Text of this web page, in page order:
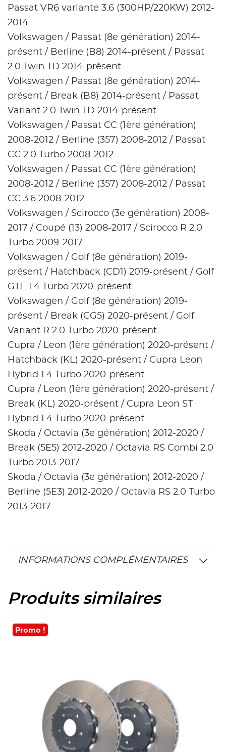
Passat VR6 variante 3.6 (300HP/220KW) 2012-
2014
Volkswagen / Passat (8e génération) 2014-
présent / Berline (B8) 2014-présent / Passat
2.0 Twin TD 2014-présent
Volkswagen / Passat (8e génération) 2014-
présent / Break (B8) 2014-présent / Passat
Variant 2.0 Twin TD 2014-présent
Volkswagen / Passat CC (1ère génération)
2008-2012 / Berline (357) 2008-2012 / Passat
CC 2.0 Turbo 2008-2012
Volkswagen / Passat CC (1ère génération)
2008-2012 / Berline (357) 2008-2012 / Passat
CC 3.6 2008-2012
Volkswagen / Scirocco (3e génération) 2008-
2017 / Coupé (13) 2008-2017 / Scirocco R 2.0
Turbo 2009-2017
Volkswagen / Golf (8e génération) 2019-
présent / Hatchback (CD1) 2019-présent / Golf
GTE 1.4 Turbo 2020-présent
Volkswagen / Golf (8e génération) 2019-
présent / Break (CG5) 2020-présent / Golf
Variant R 2.0 Turbo 2020-présent
Cupra / Leon (1ère génération) 2020-présent /
Hatchback (KL) 2020-présent / Cupra Leon
Hybrid 1.4 Turbo 2020-présent
Cupra / Leon (1ère génération) 2020-présent /
Break (KL) 2020-présent / Cupra Leon ST
Hybrid 1.4 Turbo 2020-présent
Skoda / Octavia (3e génération) 2012-2020 /
Break (5E5) 2012-2020 / Octavia RS Combi 2.0
Turbo 2013-2017
Skoda / Octavia (3e génération) 2012-2020 /
Berline (5E3) 2012-2020 / Octavia RS 2.0 Turbo
2013-2017
INFORMATIONS COMPLÉMENTAIRES
Produits similaires
Promo !